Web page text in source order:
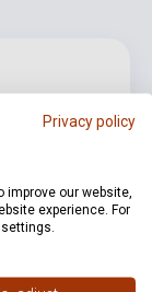
Privacy policy
our website,
experience. For